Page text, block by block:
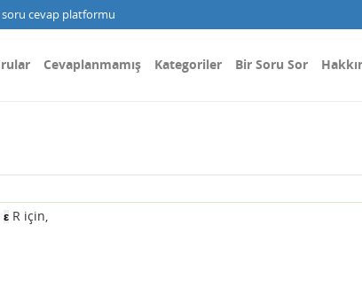
cevap platformu
Cevaplanmamış Kategoriler Bir Soru Sor
ε R için,